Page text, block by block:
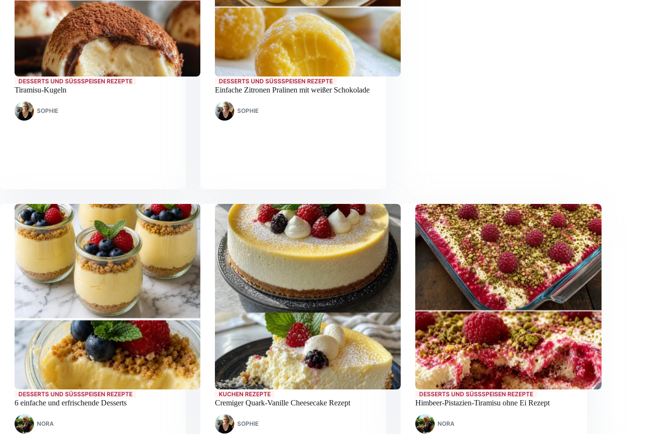
DESSERTS UND SÜSSSPEISEN REZEPTE
Tiramisu-Kugeln
SOPHIE
DESSERTS UND SÜSSSPEISEN REZEPTE
Einfache Zitronen Pralinen mit weißer Schokolade
SOPHIE
DESSERTS UND SÜSSSPEISEN REZEPTE
6 einfache und erfrischende Desserts
NORA
KUCHEN REZEPTE
Cremiger Quark-Vanille Cheesecake Rezept
SOPHIE
DESSERTS UND SÜSSSPEISEN REZEPTE
Himbeer-Pistazien-Tiramisu ohne Ei Rezept
NORA